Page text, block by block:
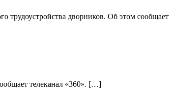
трудоустройства дворников. Об этом сообщает
телеканал «360». […]